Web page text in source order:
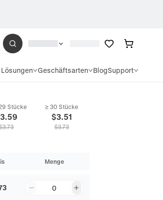
Lösungen Geschäftsarten BlogSupport
Stücke
3.59
3.73
≥ 30 Stücke
$3.51
$3.73
Menge
0